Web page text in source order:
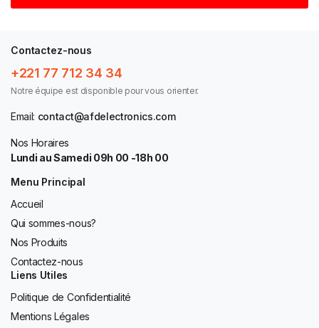
Contactez-nous
+221 77 712 34 34
Notre équipe est disponible pour vous orienter.
Email: contact@afdelectronics.com
Nos Horaires
Lundi au Samedi 09h 00 -18h 00
Menu Principal
Accueil
Qui sommes-nous?
Nos Produits
Contactez-nous
Liens Utiles
Politique de Confidentialité
Mentions Légales